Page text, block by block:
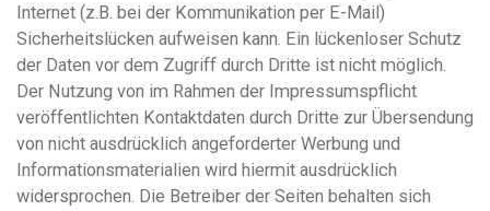
Internet (z.B. bei der Kommunikation per E-Mail)
Sicherheitslücken aufweisen kann. Ein lückenloser Schutz
der Daten vor dem Zugriff durch Dritte ist nicht möglich.
Der Nutzung von im Rahmen der Impressumspflicht
veröffentlichten Kontaktdaten durch Dritte zur Übersendung
von nicht ausdrücklich angeforderter Werbung und
Informationsmaterialien wird hiermit ausdrücklich
widersprochen. Die Betreiber der Seiten behalten sich